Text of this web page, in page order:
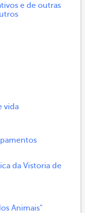
e de outras
vida
da Vistoria de
Animais"